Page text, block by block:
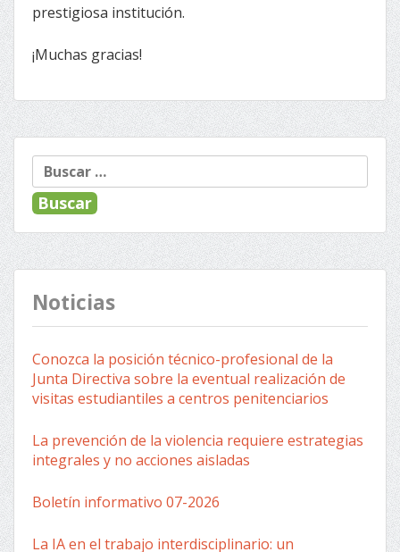
prestigiosa institución.
¡Muchas gracias!
Buscar:
Noticias
Conozca la posición técnico-profesional de la
Junta Directiva sobre la eventual realización de
visitas estudiantiles a centros penitenciarios
La prevención de la violencia requiere estrategias
integrales y no acciones aisladas
Boletín informativo 07-2026
La IA en el trabajo interdisciplinario: un